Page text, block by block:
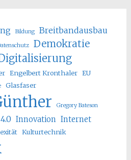
Bildung
Breitbandausbau
Demokratie
Engelbert Kronthaler EU
Glasfaser
Gregory Bateson
Innovation Internet
Kulturtechnik